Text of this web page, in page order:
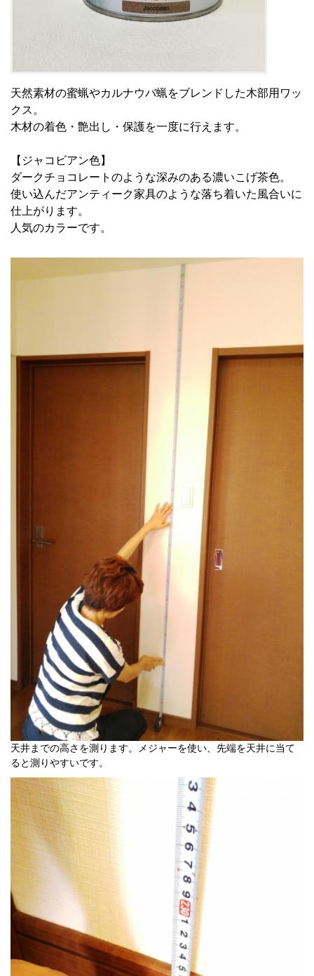
天然素材の蜜蝋やカルナウバ蝋をブレンドした木部用ワッ
クス。
木材の着色・艶出し・保護を一度に行えます。
【ジャコビアン色】
ダークチョコレートのような深みのある濃いこげ茶色。
使い込んだアンティーク家具のような落ち着いた風合いに
仕上がります。
人気のカラーです。
天井までの高さを測ります。メジャーを使い、先端を天井に当て
ると測りやすいです。